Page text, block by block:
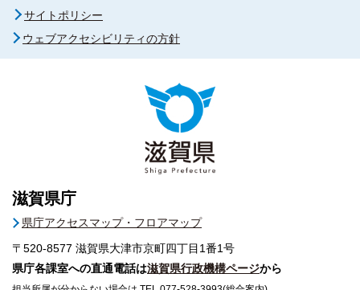
サイトポリシー
ウェブアクセシビリティの方針
滋賀県庁
県庁アクセスマップ・フロアマップ
〒520-8577 滋賀県大津市京町四丁目1番1号
県庁各課室への直通電話は滋賀県行政機構ページから